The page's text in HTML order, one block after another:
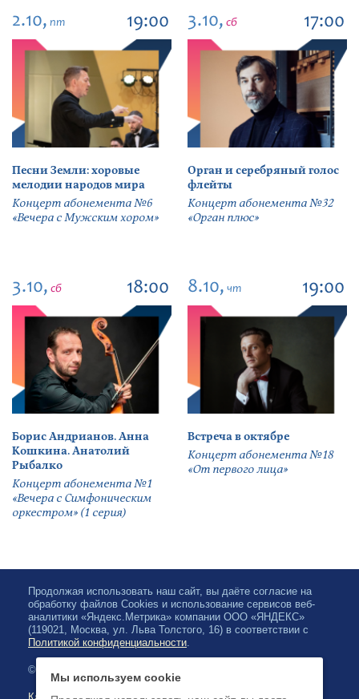
2.10, пт 19:00
Песни Земли: хоровые
мелодии народов мира
Концерт абонемента №6
«Вечера с Мужским хором»
3.10, сб 17:00
Орган и серебряный голос
флейты
Концерт абонемента №32
«Орган плюс»
3.10, сб 18:00
Борис Андрианов. Анна
Кошкина. Анатолий
Рыбалко
Концерт абонемента №1
«Вечера с Симфоническим
оркестром» (1 серия)
8.10, чт 19:00
Встреча в октябре
Концерт абонемента №18
«От первого лица»
Продолжая использовать наш сайт, вы даёте согласие на
обработку файлов Cookies и использование сервисов веб-
аналитики «Яндекс.Метрика» компании ООО «ЯНДЕКС»
(119021, Москва, ул. Льва Толстого, 16) в соответствии с
Политикой конфиденциальности.
© 2026, Карельская Государственная филармония
Мы используем cookie